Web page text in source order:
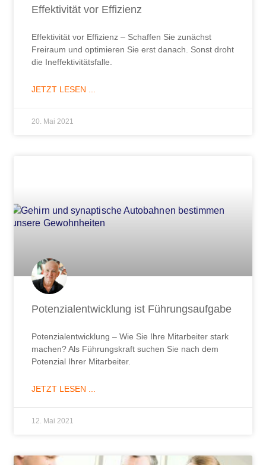
Effektivität vor Effizienz
Effektivität vor Effizienz – Schaffen Sie zunächst
Freiraum und optimieren Sie erst danach. Sonst droht
die Ineffektivitätsfalle.
JETZT LESEN ...
20. Mai 2021
Potenzialentwicklung ist Führungsaufgabe
Potenzialentwicklung – Wie Sie Ihre Mitarbeiter stark
machen? Als Führungskraft suchen Sie nach dem
Potenzial Ihrer Mitarbeiter.
JETZT LESEN ...
12. Mai 2021